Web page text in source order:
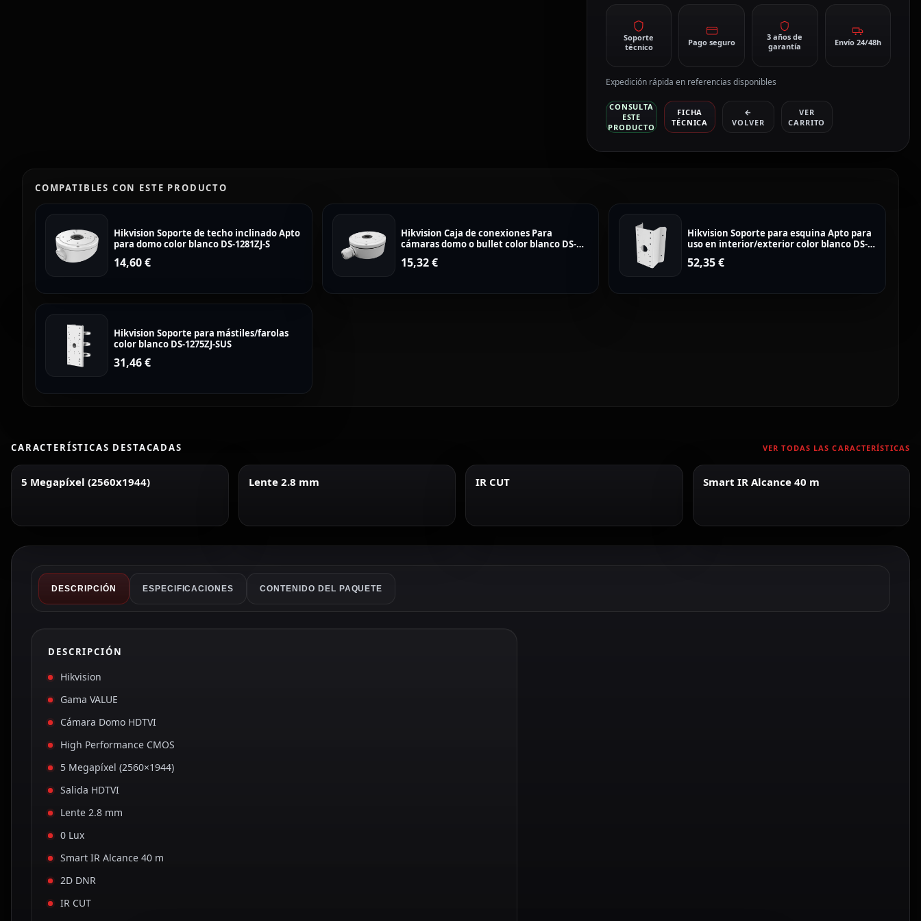
Soporte
técnico
Pago seguro
3 años de
garantía
Envío 24/48h
Expedición rápida en referencias disponibles
CONSULTA
ESTE
PRODUCTO
FICHA
TÉCNICA
←
VOLVER
VER
CARRITO
COMPATIBLES CON ESTE PRODUCTO
Hikvision Soporte de techo inclinado Apto
para domo color blanco DS-1281ZJ-S
14,60€
Hikvision Caja de conexiones Para
cámaras domo o bullet color blanco DS-
15,32€
Hikvision Soporte para esquina Apto para
uso en interior/exterior color blanco DS-
52,35€
Hikvision Soporte para mástiles/farolas
color blanco DS-1275ZJ-SUS
31,46€
CARACTERÍSTICAS DESTACADAS VER TODAS LAS CARACTERÍSTICAS
5 Megapíxel (2560x1944) Lente 2.8 mm IR CUT Smart IR Alcance 40 m
DESCRIPCIÓN ESPECIFICACIONES CONTENIDO DEL PAQUETE
DESCRIPCIÓN
Hikvision
Gama VALUE
Cámara Domo HDTVI
High Performance CMOS
5 Megapíxel (2560×1944)
Salida HDTVI
Lente 2.8 mm
0 Lux
Smart IR Alcance 40 m
2D DNR
IR CUT